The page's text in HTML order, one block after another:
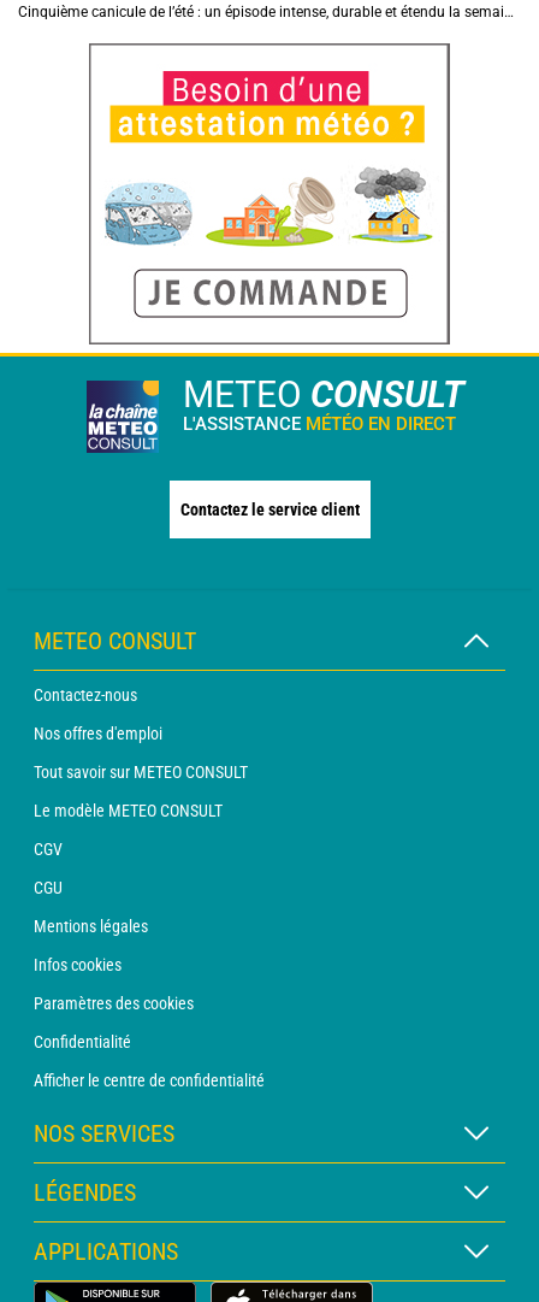
Cinquième canicule de l’été : un épisode intense, durable et étendu la semaine prochaine
METEO CONSULT
L'ASSISTANCE MÉTÉO EN DIRECT
Contactez le service client
METEO CONSULT
Contactez-nous
Nos offres d'emploi
Tout savoir sur METEO CONSULT
Le modèle METEO CONSULT
CGV
CGU
Mentions légales
Infos cookies
Paramètres des cookies
Confidentialité
Afficher le centre de confidentialité
NOS SERVICES
Abonnement METEO Xpert
Abonnement METEO PRO
Consultation avec un prévisionniste
LÉGENDES
Légende des cartes
Légende des pictogrammes
APPLICATIONS